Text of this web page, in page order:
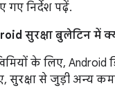
गए निर्देश पढ़ें.
सुरक्षा बुलेटिन में
के लिए, Android
से जुड़ी अन्य